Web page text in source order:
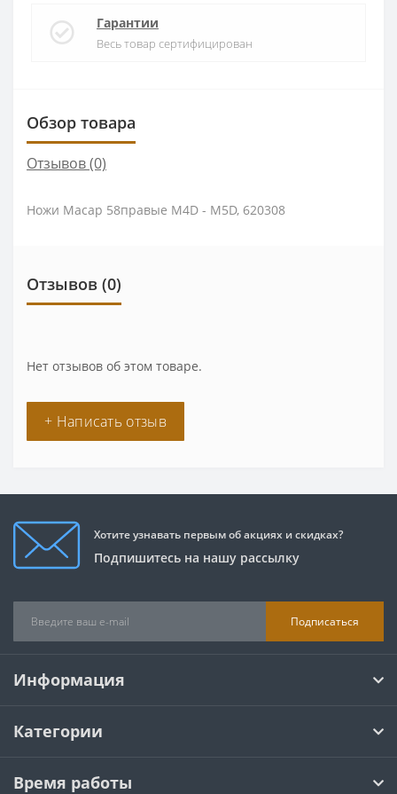
Гарантии
Весь товар сертифицирован
Обзор товара
Отзывов (0)
Ножи Macap 58правые M4D - M5D, 620308
Отзывов (0)
Нет отзывов об этом товаре.
+ Написать отзыв
Хотите узнавать первым об акциях и скидках?
Подпишитесь на нашу рассылку
Подписаться
Информация
Категории
Время работы